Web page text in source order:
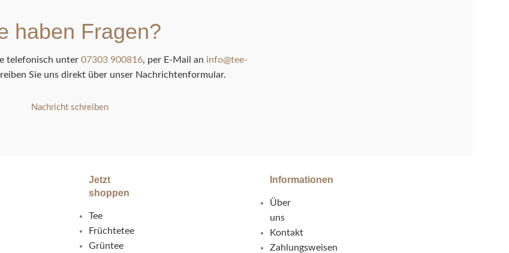
haben Fragen?
telefonisch unter 07303 900816, per E-Mail an info@tee-
Sie uns direkt über unser Nachrichtenformular.
Nachricht schreiben
Jetzt
shoppen
Tee
Früchtetee
Grüntee
Informationen
Über
uns
Kontakt
Zahlungsweisen